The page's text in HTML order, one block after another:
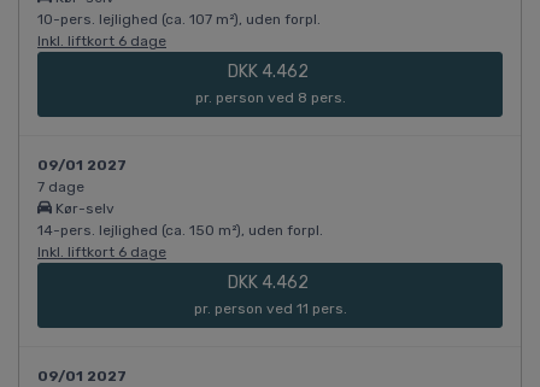
10-pers. lejlighed (ca. 107 m²), uden forpl.
Inkl. liftkort 6 dage
DKK 4.462
pr. person ved 8 pers.
09/01 2027
7 dage
Kør-selv
14-pers. lejlighed (ca. 150 m²), uden forpl.
Inkl. liftkort 6 dage
DKK 4.462
pr. person ved 11 pers.
09/01 2027